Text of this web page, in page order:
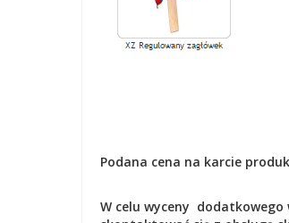
Podana cena na karcie
W celu wyceny dodatkowego